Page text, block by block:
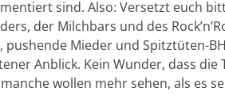
sind. Also: Versetzt euch
der Milchbars und des
Mieder und Spitztüten-
Anblick. Kein Wunder, dass die
wollen mehr sehen, als es